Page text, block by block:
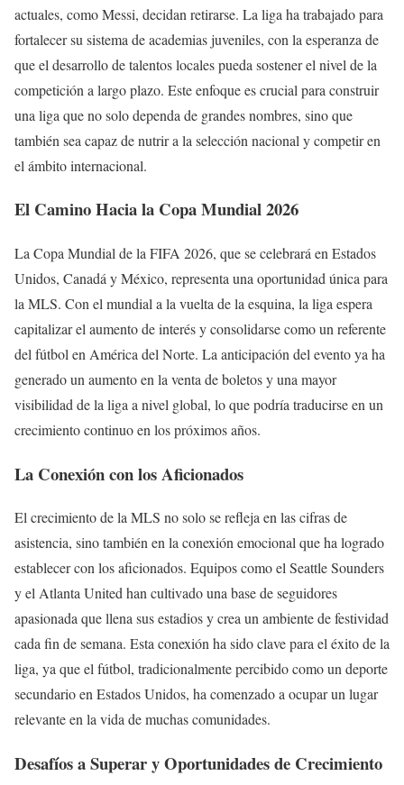
actuales, como Messi, decidan retirarse. La liga ha trabajado para
fortalecer su sistema de academias juveniles, con la esperanza de
que el desarrollo de talentos locales pueda sostener el nivel de la
competición a largo plazo. Este enfoque es crucial para construir
una liga que no solo dependa de grandes nombres, sino que
también sea capaz de nutrir a la selección nacional y competir en
el ámbito internacional.
El Camino Hacia la Copa Mundial 2026
La Copa Mundial de la FIFA 2026, que se celebrará en Estados
Unidos, Canadá y México, representa una oportunidad única para
la MLS. Con el mundial a la vuelta de la esquina, la liga espera
capitalizar el aumento de interés y consolidarse como un referente
del fútbol en América del Norte. La anticipación del evento ya ha
generado un aumento en la venta de boletos y una mayor
visibilidad de la liga a nivel global, lo que podría traducirse en un
crecimiento continuo en los próximos años.
La Conexión con los Aficionados
El crecimiento de la MLS no solo se refleja en las cifras de
asistencia, sino también en la conexión emocional que ha logrado
establecer con los aficionados. Equipos como el Seattle Sounders
y el Atlanta United han cultivado una base de seguidores
apasionada que llena sus estadios y crea un ambiente de festividad
cada fin de semana. Esta conexión ha sido clave para el éxito de la
liga, ya que el fútbol, tradicionalmente percibido como un deporte
secundario en Estados Unidos, ha comenzado a ocupar un lugar
relevante en la vida de muchas comunidades.
Desafíos a Superar y Oportunidades de Crecimiento